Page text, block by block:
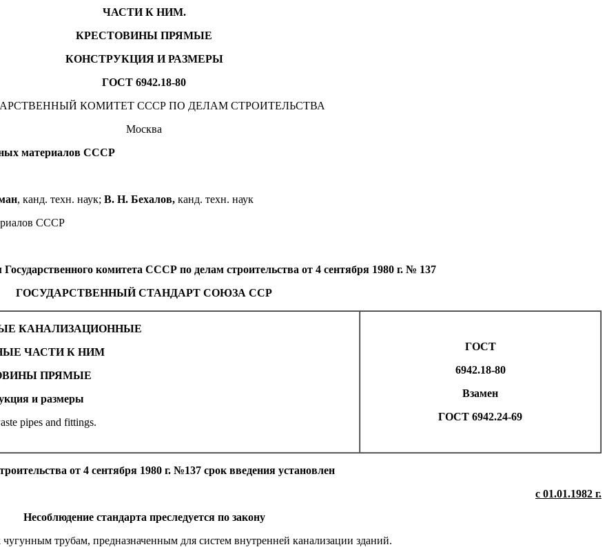
ЧАСТИ К НИМ.
КРЕСТОВИНЫ ПРЯМЫЕ
КОНСТРУКЦИЯ И РАЗМЕРЫ
ГОСТ 6942.18-80
КОМИТЕТ СССР ПО ДЕЛАМ СТРОИТЕЛЬСТВА
Москва
материалов СССР
, канд. техн. наук; В. Н. Бехалов, канд. техн. наук
СССР
комитета СССР по делам строительства от 4 сентября 1980 г. № 137
ГОСУДАРСТВЕННЫЙ СТАНДАРТ СОЮЗА ССР
КАНАЛИЗАЦИОННЫЕ
ЧАСТИ К НИМ
ПРЯМЫЕ
и размеры
pipes and fittings.
ГОСТ
6942.18-80
Взамен
ГОСТ 6942.24-69
от 4 сентября 1980 г. №137 срок введения установлен
с 01.01.1982 г.
Несоблюдение стандарта преследуется по закону
трубам, предназначенным для систем внутренней канализации зданий.